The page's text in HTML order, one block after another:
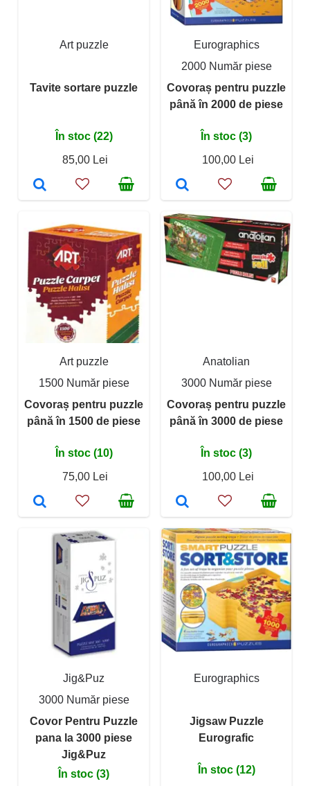
Art puzzle
Tavite sortare puzzle
În stoc (22)
85,00 Lei
Eurographics
2000 Număr piese
Covoraș pentru puzzle
până în 2000 de piese
În stoc (3)
100,00 Lei
Art puzzle
1500 Număr piese
Covoraș pentru puzzle
până în 1500 de piese
În stoc (10)
75,00 Lei
Anatolian
3000 Număr piese
Covoraș pentru puzzle
până în 3000 de piese
În stoc (3)
100,00 Lei
Jig&Puz
3000 Număr piese
Covor Pentru Puzzle
pana la 3000 piese
Jig&Puz
În stoc (3)
Eurographics
Jigsaw Puzzle
Eurografic
În stoc (12)